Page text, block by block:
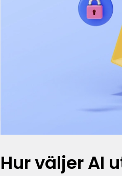
Hur väljer AI